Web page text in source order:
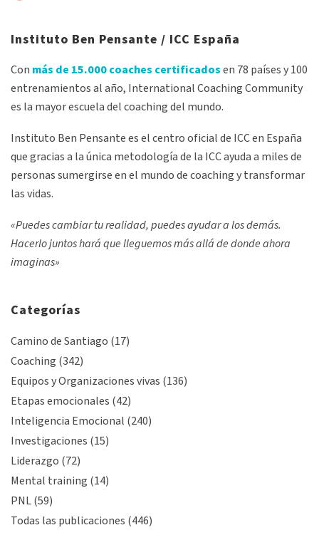
Instituto Ben Pensante / ICC España
Con más de 15.000 coaches certificadosen 78 países y 100
entrenamientos al año, International Coaching Community
es la mayor escuela del coaching del mundo.
Instituto Ben Pensante es el centro oficial de ICC en España
que gracias a la única metodología de la ICC ayuda a miles de
personas sumergirse en el mundo de coaching y transformar
las vidas.
«Puedes cambiar tu realidad, puedes ayudar a los demás.
Hacerlo juntos hará que lleguemos más allá de donde ahora
imaginas»
Categorías
Camino de Santiago (17)
Coaching (342)
Equipos y Organizaciones vivas (136)
Etapas emocionales (42)
Inteligencia Emocional (240)
Investigaciones (15)
Liderazgo (72)
Mental training (14)
PNL(59)
Todas las publicaciones (446)